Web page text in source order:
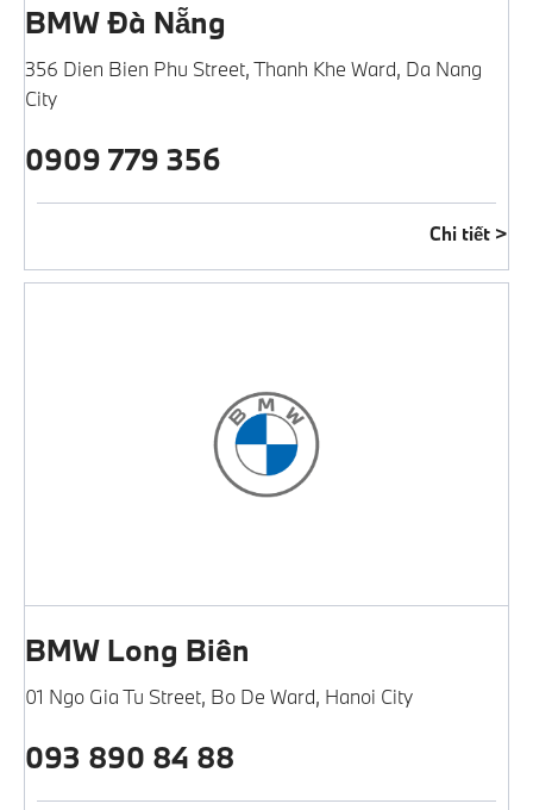
BMW Đà Nẵng
356 Dien Bien Phu Street,Thanh Khe Ward, Da Nang
City
0909 779 356
Chi tiết
BMW Long Biên
01 Ngo Gia Tu Street, Bo De Ward, Hanoi City
093 890 84 88